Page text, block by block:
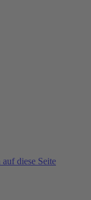
diese Seite